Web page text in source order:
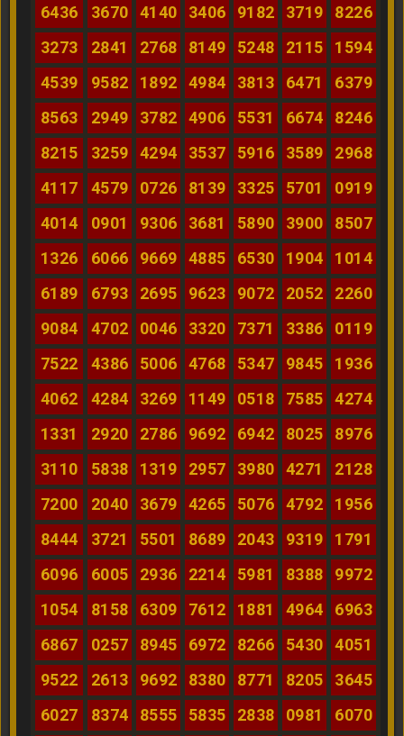
6436 3670 4140 3406 9182 3719
8226
3273
2841 2768 8149 5248 2115
1594
4539
9582 1892 4984 3813 6471
6379
8563
2949 3782 4906 5531 6674
8246
8215
3259 4294 3537 5916 3589
2968
4117
4579 0726 8139 3325 5701
0919
4014
0901 9306 3681 5890 3900
8507
1326
6066 9669 4885 6530 1904
1014
6189
6793 2695 9623 9072 2052
2260
9084
4702 0046 3320 7371 3386
0119
7522
4386 5006 4768 5347 9845
1936
4062
4284 3269 1149 0518 7585
4274
1331
2920 2786 9692 6942 8025
8976
3110
5838 1319 2957 3980 4271
2128
7200
2040 3679 4265 5076 4792
1956
8444
3721 5501 8689 2043 9319
1791
6096
6005 2936 2214 5981 8388
9972
1054
8158 6309 7612 1881 4964
6963
6867
0257 8945 6972 8266 5430
4051
9522
2613 9692 8380 8771 8205
3645
6027
8374 8555 5835 2838 0981
6070